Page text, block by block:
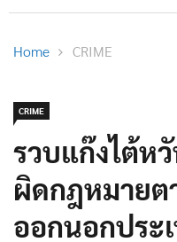
Home CRIME
CRIME
รวบแก๊งไต้ห
ผิดกฎหมายต
ออกนอกประ